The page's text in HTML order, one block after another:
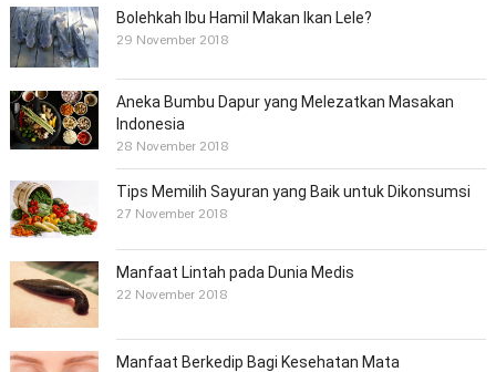
Bolehkah Ibu Hamil Makan Ikan Lele?
29 November 2018
Aneka Bumbu Dapur yang Melezatkan Masakan
Indonesia
28 November 2018
Tips Memilih Sayuran yang Baik untuk Dikonsumsi
27 November 2018
Manfaat Lintah pada Dunia Medis
22 November 2018
Manfaat Berkedip Bagi Kesehatan Mata